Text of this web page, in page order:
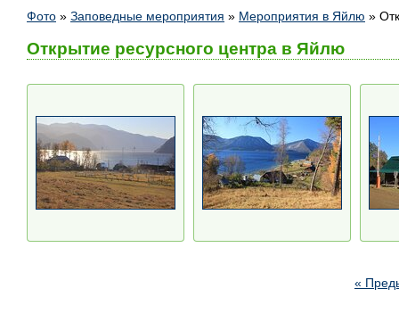
Фото » Заповедные мероприятия » Мероприятия в Яйлю »
Открытие ресурсного центра в Яйлю
«